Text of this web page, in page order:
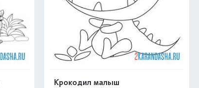
Крокодил малыш